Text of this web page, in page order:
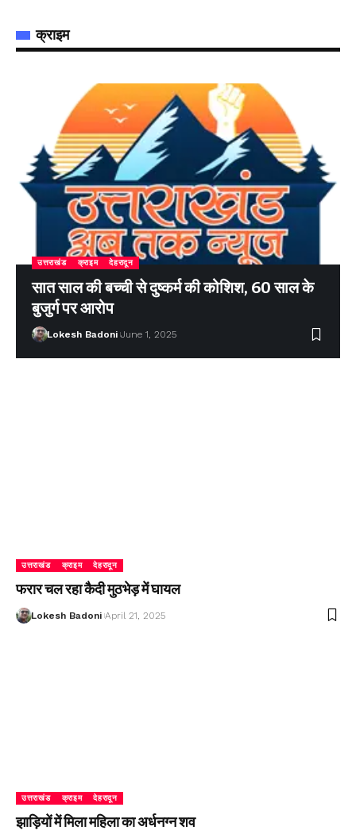
क्राइम
उत्तराखंड क्राइम देहरादून
सात साल की बच्ची से दुष्कर्म की कोशिश, 60 साल के
बुजुर्ग पर आरोप
Lokesh Badoni June 1, 2025
उत्तराखंड क्राइम देहरादून
फरार चल रहा कैदी मुठभेड़ में घायल
Lokesh Badoni April 21, 2025
उत्तराखंड क्राइम देहरादून
झाड़ियों में मिला महिला का अर्धनग्न शव